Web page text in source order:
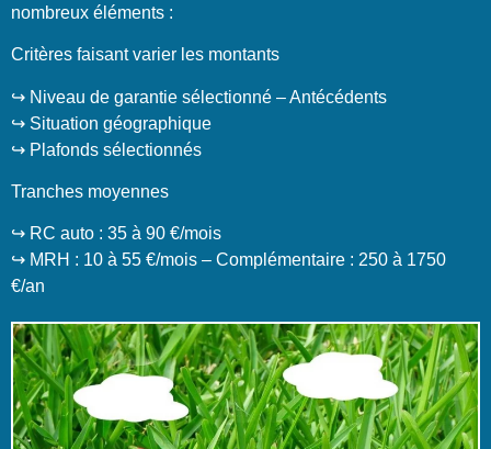
nombreux éléments :
Critères faisant varier les montants
↪️ Niveau de garantie sélectionné – Antécédents
↪️ Situation géographique
↪️ Plafonds sélectionnés
Tranches moyennes
↪️ RC auto : 35 à 90 €/mois
↪️ MRH : 10 à 55 €/mois – Complémentaire : 250 à 1750
€/an